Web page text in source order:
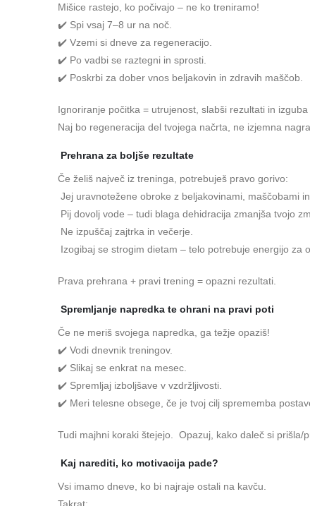
Mišice rastejo, ko počivajo – ne ko treniramo!
✔️ Spi vsaj 7–8 ur na noč.
✔️ Vzemi si dneve za regeneracijo.
✔️ Po vadbi se raztegni in sprosti.
✔️ Poskrbi za dober vnos beljakovin in zdravih maščob.
Ignoriranje počitka = utrujenost, slabši rezultati in izguba
Naj bo regeneracija del tvojega načrta, ne izjemna
Prehrana za boljše rezultate
Če želiš največ iz treninga, potrebuješ pravo gorivo:
Jej uravnotežene obroke z beljakovinami, maščobami
Pij dovolj vode – tudi blaga dehidracija zmanjša tvojo
Ne izpuščaj zajtrka in večerje.
Izogibaj se strogim dietam – telo potrebuje energijo za
Prava prehrana + pravi trening = opazni rezultati.
Spremljanje napredka te ohrani na pravi poti
Če ne meriš svojega napredka, ga težje opaziš!
✔️ Vodi dnevnik treningov.
✔️ Slikaj se enkrat na mesec.
✔️ Spremljaj izboljšave v vzdržljivosti.
✔️ Meri telesne obsege, če je tvoj cilj sprememba
Tudi majhni koraki štejejo. Opazuj, kako daleč si prišla/
Kaj narediti, ko motivacija pade?
Vsi imamo dneve, ko bi najraje ostali na kavču.